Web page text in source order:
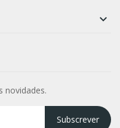

novidades.
Subscrever